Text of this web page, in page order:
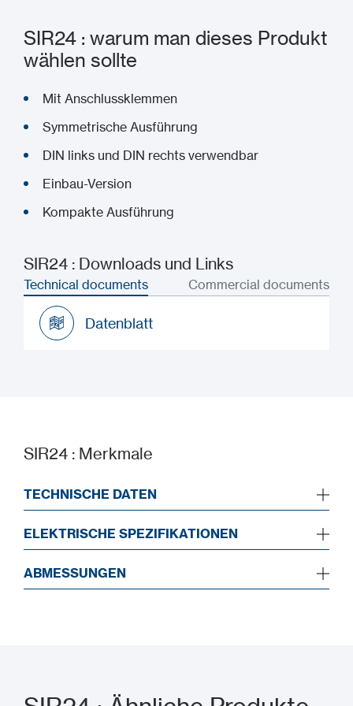
SIR24 : warum man dieses Produkt
wählen sollte
Mit Anschlussklemmen
Symmetrische Ausführung
DIN links und DIN rechts verwendbar
Einbau-Version
Kompakte Ausführung
SIR24 : Downloads und Links
Technical documents Commercial documents
Datenblatt
SIR24 : Merkmale
TECHNISCHE DATEN
ELEKTRISCHE SPEZIFIKATIONEN
ABMESSUNGEN